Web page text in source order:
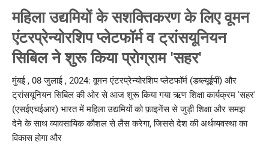
देश
राजस्थान
जालोर
खेल
शिक्षा
महिला उद्यमियों के सशक्तिकरण के लिए वूमन
एंटरप्रेन्योरशिप प्लेटफॉर्म व ट्रांसयूनियन
सिबिल ने शुरू किया प्रोग्राम 'सहर'
मुंबई , 08 जुलाई , 2024: वूमन एंटरप्रेन्योरशिप प्लेटफॉर्म (डब्ल्यूईपी) और
ट्रांसयूनियन सिबिल की ओर से आज शुरू किया गया ऋण शिक्षा कार्यक्रम 'सहर'
(एसईएचईआर) भारत में महिला उद्यमियों को फ़ाइनेंस से जुड़ी शिक्षा और समझ
देने के साथ व्यावसायिक कौशल से लैस करेगा, जिससे देश की अर्थव्यवस्था का
विकास होगा और